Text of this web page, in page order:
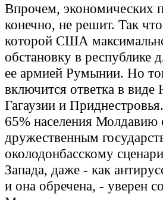
Впрочем, экономических
конечно, не решит. Так
которой США
обстановку в республике
ее армией Румынии. Но
включится ответка в
Гагаузии и
65% населения
дружественным
околодонбасскому
Запада, даже - как
и она обречена, - уверен